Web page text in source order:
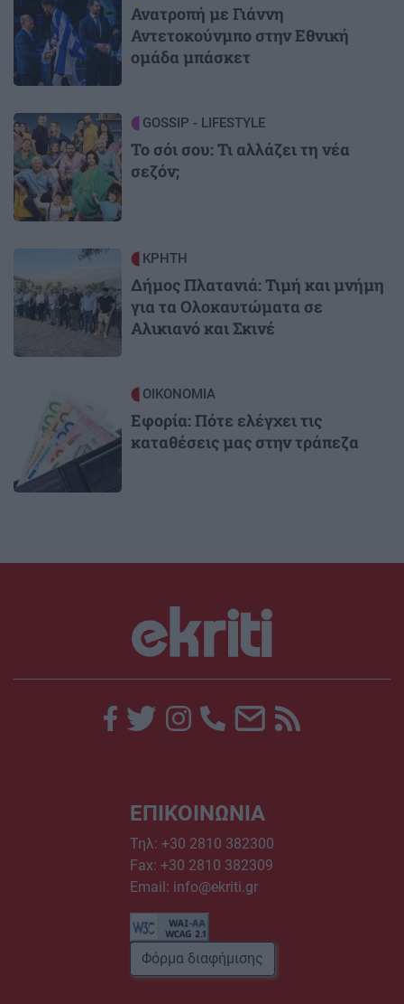
Ανατροπή με Γιάννη
Αντετοκούνμπο στην Εθνική
ομάδα μπάσκετ
Image GOSSIP - LIFESTYLE
Το σόι σου: Τι αλλάζει τη νέα
σεζόν;
ΚΡΗΤΗ
Δήμος Πλατανιά: Τιμή και μνήμη
για τα Ολοκαυτώματα σε
Αλικιανό και Σκινέ
ΟΙΚΟΝΟΜΙΑ
Εφορία: Πότε ελέγχει τις
καταθέσεις μας στην τράπεζα
ΕΠΙΚΟΙΝΩΝΙΑ
Τηλ: +30 2810 382300
Fax: +30 2810 382309
Email: info@ekriti.gr
Φόρμα διαφήμισης